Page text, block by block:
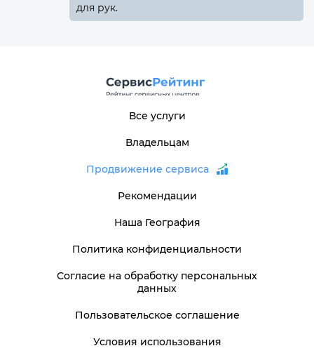
для рук.
Все услуги
Владельцам
Продвижение сервиса
Рекомендации
Наша География
Политика конфиденциальности
Согласие на обработку персональных
данных
Пользовательское соглашение
Условия использования